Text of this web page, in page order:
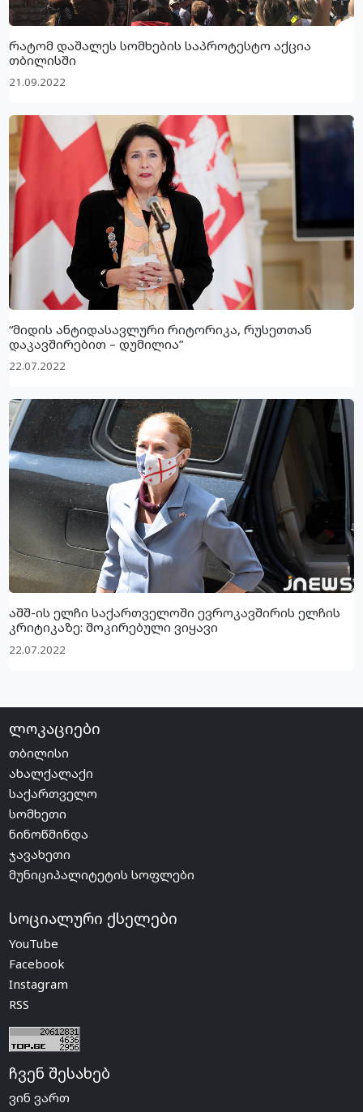
რატომ დაშალეს სომხების საპროტესტო აქცია
თბილისში
21.09.2022
“მიდის ანტიდასავლური რიტორიკა, რუსეთთან
დაკავშირებით – დუმილია”
22.07.2022
აშშ-ის ელჩი საქართველოში ევროკავშირის ელჩის
კრიტიკაზე: შოკირებული ვიყავი
22.07.2022
ლოკაციები
თბილისი
ახალქალაქი
საქართველო
სომხეთი
ნინოწმინდა
ჯავახეთი
მუნიციპალიტეტის სოფლები
სოციალური ქსელები
YouTube
Facebook
Instagram
RSS
ჩვენ შესახებ
ვინ ვართ